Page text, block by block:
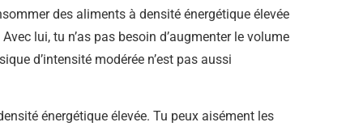
des aliments à densité énergétique élevée
lui, tu n’as pas besoin d’augmenter le volume
d’intensité modérée n’est pas aussi
énergétique élevée. Tu peux aisément les